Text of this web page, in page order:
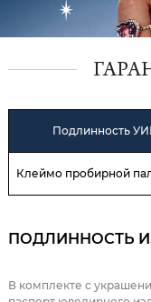
Подлинность
Клеймо пробирной
ПОДЛИННОСТЬ
В комплекте с